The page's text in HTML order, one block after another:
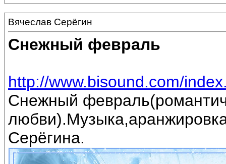
Вячеслав Серёгин
Снежный февраль
http://www.bisound.com/
Снежный
Серёгина.